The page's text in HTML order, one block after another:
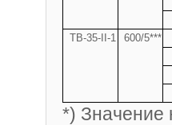
ТВ-35-II-1 600/5***
*) Значение